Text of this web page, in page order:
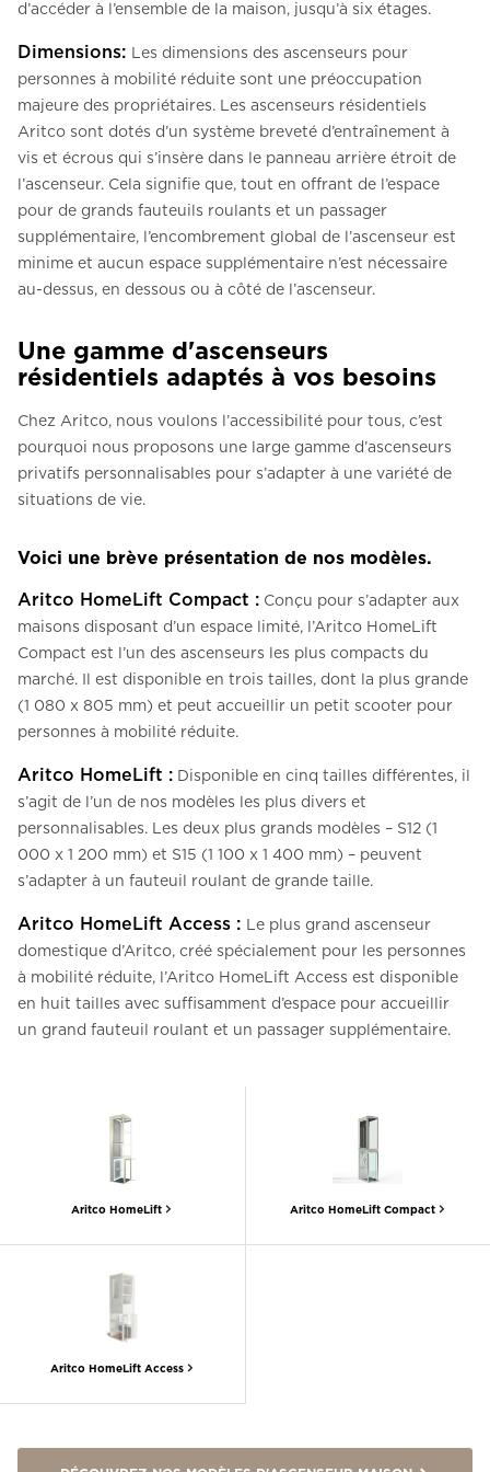
d’accéder à l’ensemble de la maison, jusqu’à six étages.
Dimensions: Les dimensions des ascenseurs pour
personnes à mobilité réduite sont une préoccupation
majeure des propriétaires. Les ascenseurs résidentiels
Aritco sont dotés d’un système breveté d’entraînement à
vis et écrous qui s’insère dans le panneau arrière étroit de
l’ascenseur. Cela signifie que, tout en offrant de l’espace
pour de grands fauteuils roulants et un passager
supplémentaire, l’encombrement global de l’ascenseur est
minime et aucun espace supplémentaire n’est nécessaire
au-dessus, en dessous ou à côté de l’ascenseur.
Une gamme d'ascenseurs
résidentiels adaptés à vos besoins
Chez Aritco, nous voulons l’accessibilité pour tous, c’est
pourquoi nous proposons une large gamme d’ascenseurs
privatifs personnalisables pour s’adapter à une variété de
situations de vie.
Voici une brève présentation de nos modèles.
Aritco HomeLift Compact : Conçu pour s’adapter aux
maisons disposant d’un espace limité, l’Aritco HomeLift
Compact est l’un des ascenseurs les plus compacts du
marché. Il est disponible en trois tailles, dont la plus grande
(1 080 x 805 mm) et peut accueillir un petit scooter pour
personnes à mobilité réduite.
Aritco HomeLift : Disponible en cinq tailles différentes, il
s’agit de l’un de nos modèles les plus divers et
personnalisables. Les deux plus grands modèles – S12 (1
000 x 1 200 mm) et S15 (1 100 x 1 400 mm) – peuvent
s’adapter à un fauteuil roulant de grande taille.
Aritco HomeLift Access : Le plus grand ascenseur
domestique d’Aritco, créé spécialement pour les personnes
à mobilité réduite, l’Aritco HomeLift Access est disponible
en huit tailles avec suffisamment d’espace pour accueillir
un grand fauteuil roulant et un passager supplémentaire.
Aritco HomeLift Aritco HomeLift Compact
Aritco HomeLift Access